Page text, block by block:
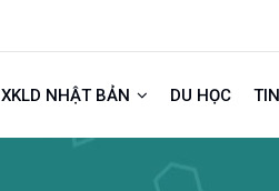
XKLD NHẬT BẢN DU HỌC